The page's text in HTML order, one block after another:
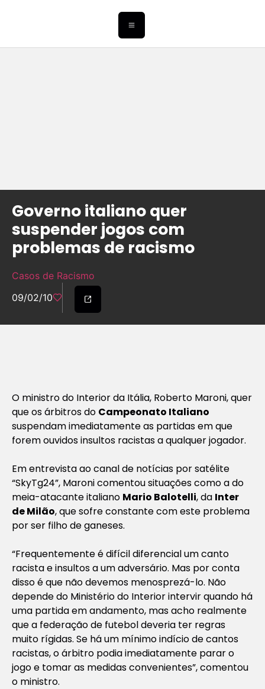
Governo italiano quer
suspender jogos com
problemas de racismo
Casos de Racismo
09/02/10
O ministro do Interior da Itália, Roberto Maroni, quer
que os árbitros do Campeonato Italiano
suspendam imediatamente as partidas em que
forem ouvidos insultos racistas a qualquer jogador.
Em entrevista ao canal de notícias por satélite
“SkyTg24”, Maroni comentou situações como a do
meia-atacante italiano Mario Balotelli, da Inter
de Milão, que sofre constante com este problema
por ser filho de ganeses.
“Frequentemente é difícil diferencial um canto
racista e insultos a um adversário. Mas por conta
disso é que não devemos menosprezá-lo. Não
depende do Ministério do Interior intervir quando há
uma partida em andamento, mas acho realmente
que a federação de futebol deveria ter regras
muito rígidas. Se há um mínimo indício de cantos
racistas, o árbitro podia imediatamente parar o
jogo e tomar as medidas convenientes”, comentou
o ministro.